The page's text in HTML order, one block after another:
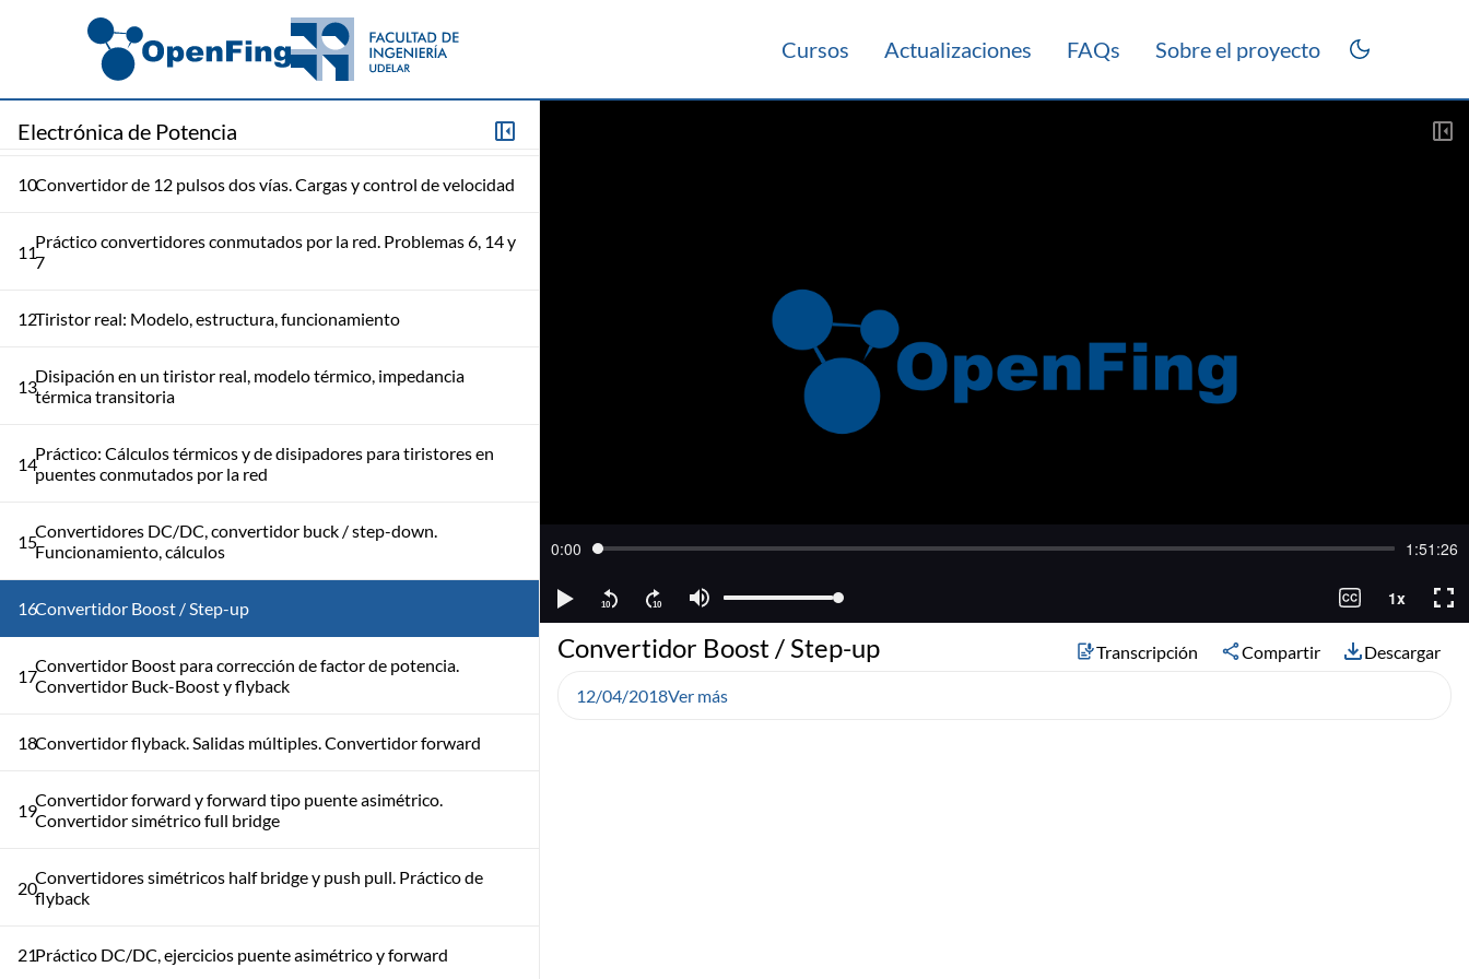
Cursos Actualizaciones FAQs Sobre el proyecto
Electrónica de Potencia
Práctico conmutados por la red. Problemas 4 y 5. Interacción con
la red (potencia reactiva)
Interacción del convertidor con la red (notches y armónicos)
conexión de 12 pulsos
10Convertidor de 12 pulsos dos vías. Cargas y control de velocidad
11Práctico convertidores conmutados por la red. Problemas 6, 14 y
7
12Tiristor real: Modelo, estructura, funcionamiento
13Disipación en un tiristor real, modelo térmico, impedancia
térmica transitoria
14Práctico: Cálculos térmicos y de disipadores para tiristores en
puentes conmutados por la red
15Convertidores DC/DC, convertidor buck / step-down.
Funcionamiento, cálculos
16Convertidor Boost / Step-up
17Convertidor Boost para corrección de factor de potencia.
Convertidor Buck-Boost y flyback
18Convertidor flyback. Salidas múltiples. Convertidor forward
19Convertidor forward y forward tipo puente asimétrico.
Convertidor simétrico full bridge
20Convertidores simétricos half bridge y push pull. Práctico de
flyback
21Práctico DC/DC, ejercicios puente asimétrico y forward
Convertidor Boost / Step-up Transcripción Compartir Descargar
12/04/2018Ver más